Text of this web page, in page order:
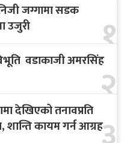
१
जग्गामा सडक
उजुरी
२
वडाकाजी अमरसिंह
देखिएको तनावप्रति
शान्ति कायम गर्न आग्रह